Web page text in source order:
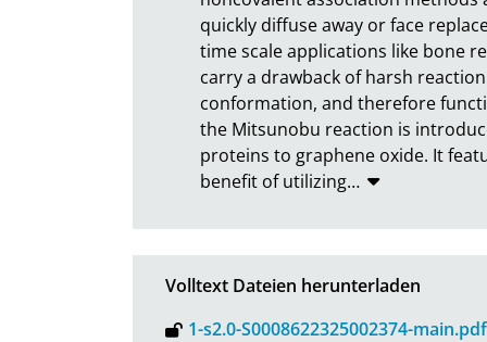
quickly diffuse away or face
time scale applications like bone
carry a drawback of harsh
conformation, and therefore
the Mitsunobu reaction is
proteins to graphene oxide. It
benefit of utilizing…
Volltext Dateien herunterladen
1-s2.0-S0008622325002374-main.pdf